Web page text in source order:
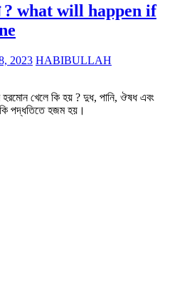
হয় ? what will happen if
2023 HABIBULLAH
হরমোন খেলে কি হয় ? দুধ, পানি, ঔষধ এবং
পদ্ধতিতে হজম হয়।